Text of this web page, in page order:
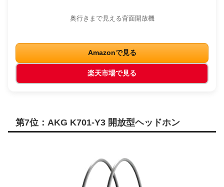
奥行きまで見える背面開放機
Amazonで見る
楽天市場で見る
第7位：AKG K701-Y3 開放型ヘッドホン